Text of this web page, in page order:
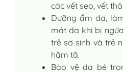
các vết sẹo, vết
Dưỡng ẩm da,
mát da khi bị
trẻ sơ sinh và trẻ
hăm tã.
Bảo vệ da bé